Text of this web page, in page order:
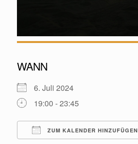
WANN
6. Juli 2024
19:00 - 23:45
ZUM KALENDER HINZUFÜGEN